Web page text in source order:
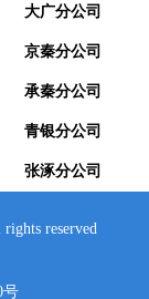
大广分公司
京秦分公司
承秦分公司
青银分公司
张涿分公司
reserved
号